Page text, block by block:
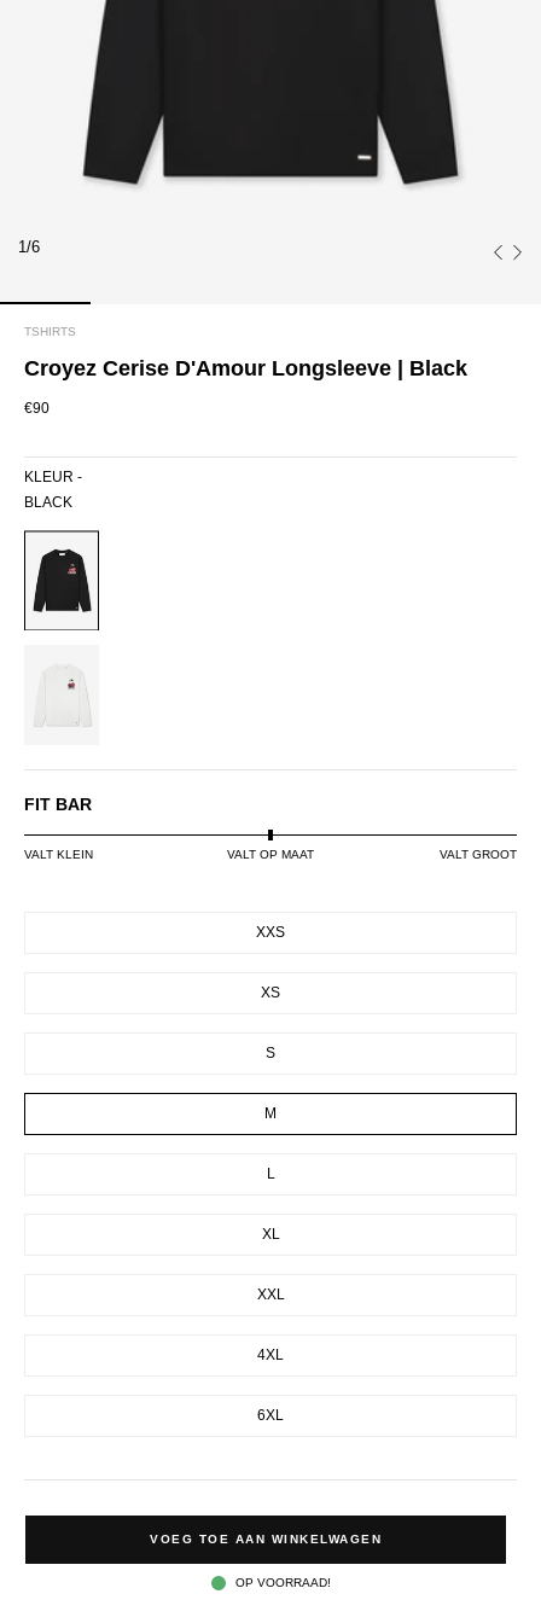
1/6
TSHIRTS
Croyez Cerise D'Amour Longsleeve | Black
€90
KLEUR -
BLACK
BLACK
FIT BAR
VALT KLEIN VALT OP MAAT VALT GROOT
XXS
XS
S
M
L
XL
XXL
4XL
6XL
VOEG TOE AAN WINKELWAGEN
OP VOORRAAD!